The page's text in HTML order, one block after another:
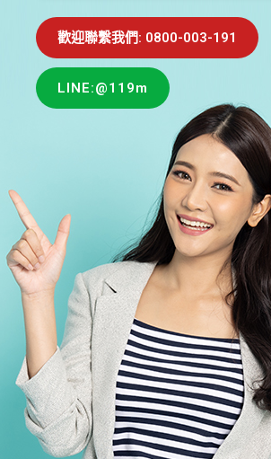
歡迎聯繫我們: 0800-003-191
LINE:@119m